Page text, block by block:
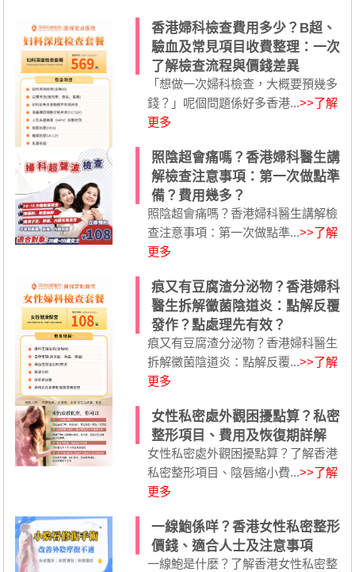
香港婦科檢查費用多少？B超、
驗血及常見項目收費整理：一次
了解檢查流程與價錢差異
「想做一次婦科檢查，大概要預幾多
錢？」呢個問題係好多香港...>>了解
更多
照陰超會痛嗎？香港婦科醫生講
解檢查注意事項：第一次做點準
備？費用幾多？
照陰超會痛嗎？香港婦科醫生講解檢
查注意事項：第一次做點準...>>了解
更多
痕又有豆腐渣分泌物？香港婦科
醫生拆解黴菌陰道炎：點解反覆
發作？點處理先有效？
痕又有豆腐渣分泌物？香港婦科醫生
拆解黴菌陰道炎：點解反覆...>>了解
更多
女性私密處外觀困擾點算？私密
整形項目、費用及恢復期詳解
女性私密處外觀困擾點算？了解香港
私密整形項目、陰唇縮小費...>>了解
更多
一線鮑係咩？香港女性私密整形
價錢、適合人士及注意事項
一線鮑是什麼？了解香港女性私密整